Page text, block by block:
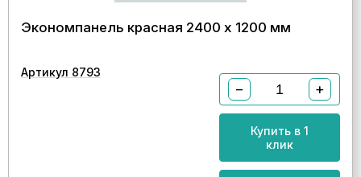
Экономпанель красная 2400 х 1200 мм
Артикул 8793
− +
Купить в 1
клик